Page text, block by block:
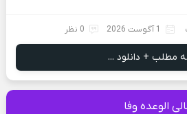
1 آگوست 2026 0 نظر
مطلب + دانلود ...
الوعده وفا